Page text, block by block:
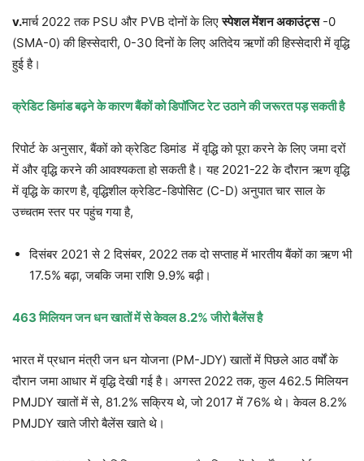
v.मार्च 2022 तक PSU और PVB दोनों के लिएस्पेशल मेंशन अकाउंट्स-0
(SMA-0) की हिस्सेदारी, 0-30 दिनों के लिए अतिदेय ऋणों की हिस्सेदारी में वृद्धि
हुई है।
क्रेडिट डिमांड बढ़ने के कारण बैंकों को डिपॉजिट रेट उठाने की जरूरत पड़ सकती है
रिपोर्ट के अनुसार, बैंकों को क्रेडिट डिमांड में वृद्धि को पूरा करने के लिए जमा दरों
में और वृद्धि करने की आवश्यकता हो सकती है। यह 2021-22 के दौरान ऋण वृद्धि
में वृद्धि के कारण है, वृद्धिशील क्रेडिट-डिपोसिट (C-D) अनुपात चार साल के
उच्चतम स्तर पर पहुंच गया है,
दिसंबर 2021 से 2 दिसंबर, 2022 तक दो सप्ताह में भारतीय बैंकों का ऋण भी
17.5% बढ़ा, जबकि जमा राशि 9.9% बढ़ी।
463 मिलियन जन धन खातों में से केवल 8.2% जीरो बैलेंस है
भारत में प्रधान मंत्री जन धन योजना (PM-JDY) खातों में पिछले आठ वर्षों के
दौरान जमा आधार में वृद्धि देखी गई है। अगस्त 2022 तक, कुल 462.5 मिलियन
PMJDY खातों में से, 81.2% सक्रिय थे, जो 2017 में 76% थे। केवल 8.2%
PMJDY खाते जीरो बैलेंस खाते थे।